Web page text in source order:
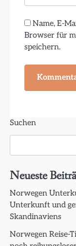
Name, E-
Browser für
speichern.
Suchen
Neueste
Norwegen
Unterkunft und
Skandinaviens
Norwegen Reise-